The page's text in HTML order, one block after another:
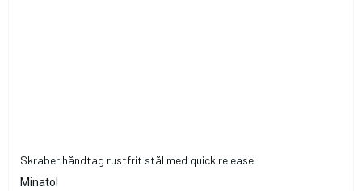
Skraber håndtag rustfrit stål med quick release
Minatol